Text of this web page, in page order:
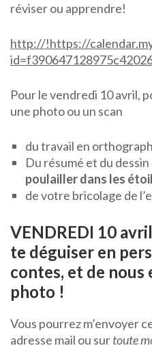
réviser ou apprendre!
http://!https://
Pour le vendredi 10 avril,
une photo ou un scan
du travail en
Du résumé et du
poulailler dans les
de votre bricolage de
VENDREDI 10
te déguiser en
contes, et de nous
photo !
Vous pourrez m’envoyer
adresse mail ou surtoute